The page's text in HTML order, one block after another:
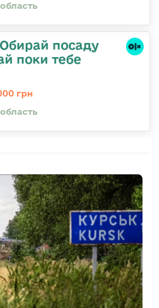
посаду
поки тебе
грн